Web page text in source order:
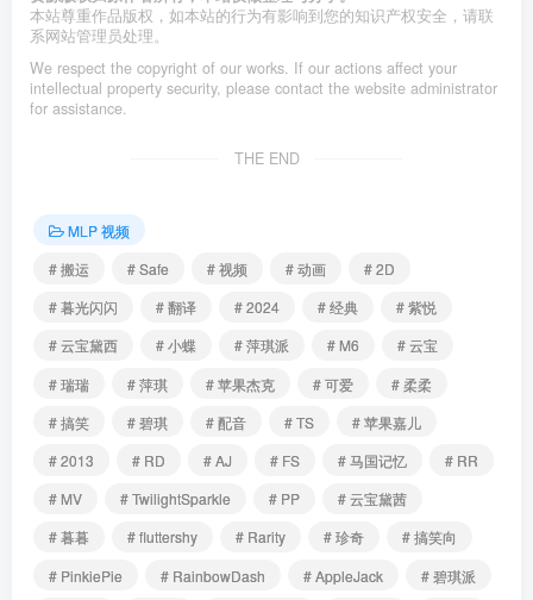
本站尊重作品版权，如本站的行为有影响到您的知识产权安全，请联
系网站管理员处理。
We respect the copyright of our works. If our actions affect your
intellectual property security, please contact the website administrator
for assistance.
THE END
MLP 视频
# 搬运
# Safe # 视频 # 动画
# 2D
# 暮光闪闪
# 翻译 # 2024 # 经典
# 紫悦
# 云宝黛西
# 小蝶 # 萍琪派 # M6
# 云宝
# 瑞瑞
# 萍琪 # 苹果杰克 # 可爱
# 柔柔
# 搞笑
# 碧琪 # 配音 # TS
# 苹果嘉儿
# 2013
# RD # AJ # FS # 马国记忆
# RR
# MV
# TwilightSparkle # PP
# 云宝黛茜
# 暮暮
# fluttershy # Rarity # 珍奇
# 搞笑向
# PinkiePie
# RainbowDash # AppleJack
# 碧琪派